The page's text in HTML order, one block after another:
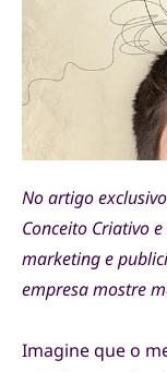
No artigo
Conceito Criativo
marketing e
empresa mostre
Imagine que o